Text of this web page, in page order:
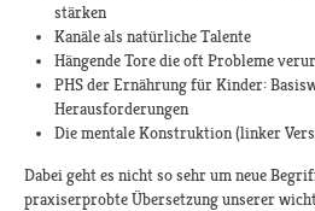
stärken
Kanäle als natürliche Talente
Hängende Tore die oft Probleme
PHS der Ernährung für Kinder:
Herausforderungen
Die mentale Konstruktion (linker
Dabei geht es nicht so sehr um neue
praxiserprobte Übersetzung unserer